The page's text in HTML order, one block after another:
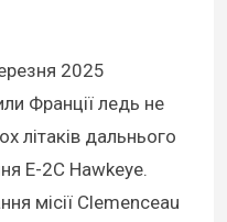
2025
Франції ледь не
літаків дальнього
E-2C Hawkeye.
місії Clemenceau